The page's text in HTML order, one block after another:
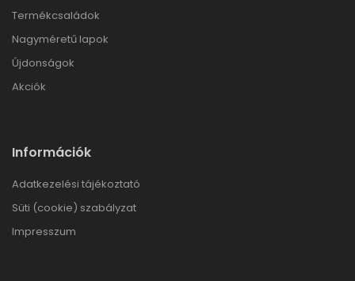
Termékcsaládok
Nagyméretű lapok
Újdonságok
Akciók
Információk
Adatkezelési tájékoztató
Süti (cookie) szabályzat
Impresszum